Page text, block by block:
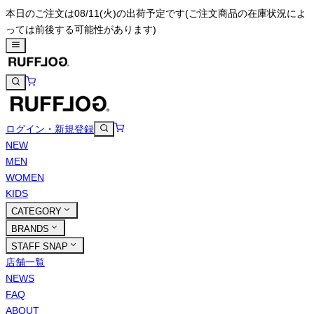
本日のご注文は08/11(火)の出荷予定です(ご注文商品の在庫状況によ
っては前後する可能性があります)
ログイン・新規登録
NEW
MEN
WOMEN
KIDS
CATEGORY
BRANDS
STAFF SNAP
店舗一覧
NEWS
FAQ
ABOUT